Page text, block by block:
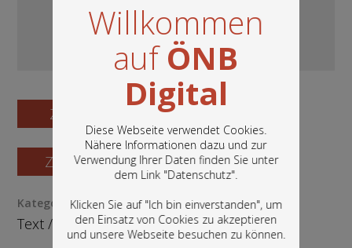
Willkommen
aufÖNB
Digital
Diese Webseite verwendet Cookies.
Nähere Informationen dazu und zur
Verwendung Ihrer Daten finden Sie unter
dem Link "Datenschutz".
Klicken Sie auf "Ich bin einverstanden", um
den Einsatz von Cookies zu akzeptieren
und unsere Webseite besuchen zu können.
In diesem Portal finden Sie die digitalen
Bestände der Österreichischen
Nationalbibliothek: Bücher, Fotografien,
Grafiken und vieles mehr.
Zum Digitalisat
Zum Katalogisat
Kategorie / Medientyp
Text/ Buch